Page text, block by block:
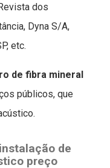
dos
Dyna S/A,
etc.
de fibra mineral
públicos, que
de
preço